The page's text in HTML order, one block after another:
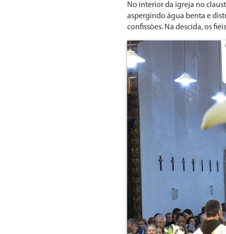
No interior da igreja no
aspergindo água benta e
confissões. Na descida, os